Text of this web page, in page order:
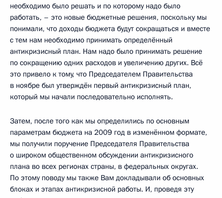
необходимо было решать и по которому надо было
работать, – это новые бюджетные решения, поскольку мы
понимали, что доходы бюджета будут сокращаться и вместе
с тем нам необходимо принимать определённый
антикризисный план. Нам надо было принимать решение
по сокращению одних расходов и увеличению других. Всё
это привело к тому, что Председателем Правительства
в ноябре был утверждён первый антикризисный план,
который мы начали последовательно исполнять.
Затем, после того как мы определились по основным
параметрам бюджета на 2009 год в изменённом формате,
мы получили поручение Председателя Правительства
о широком общественном обсуждении антикризисного
плана во всех регионах страны, в федеральных округах.
По этому поводу мы также Вам докладывали об основных
блоках и этапах антикризисной работы. И, проведя эту